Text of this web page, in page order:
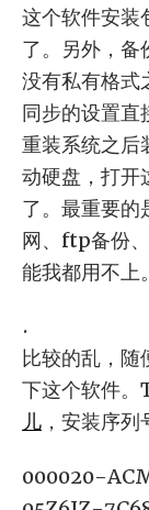
这个软件安装
了。另外，
没有私有格式
同步的设置直
重装系统之后
动硬盘，打开
了。最重要的
网、ftp备份
能我都用不上。
.
比较的乱，随
下这个软件
儿 ，安装序列
000020-